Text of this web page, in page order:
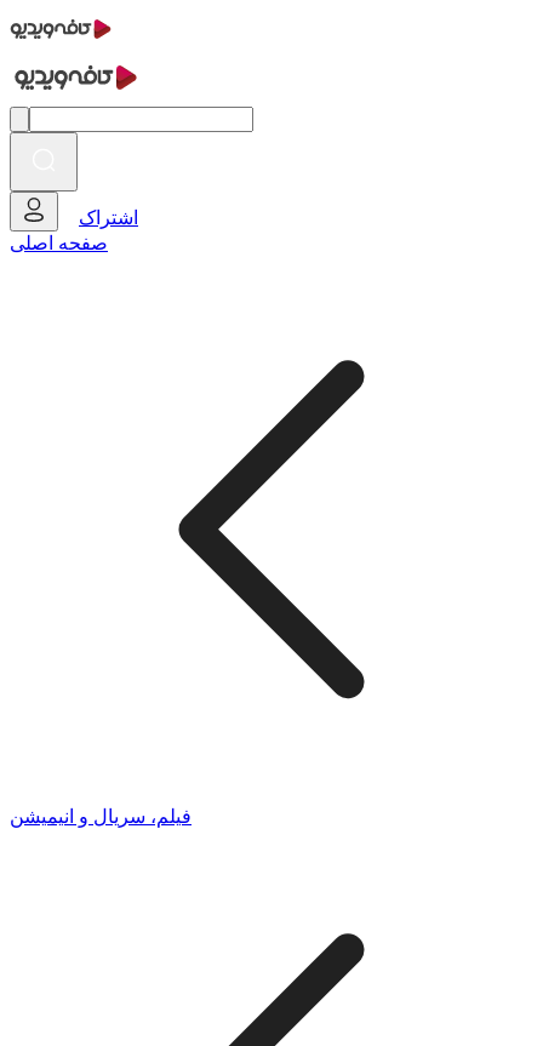
اشتراک
صفحه اصلی
فیلم، سریال و انیمیشن